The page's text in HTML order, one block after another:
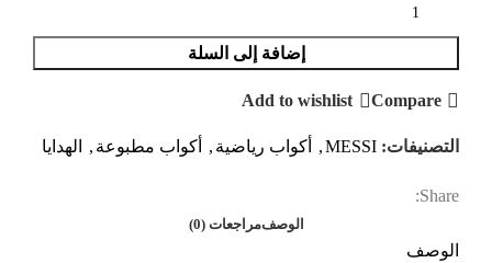
إضافة إلى السلة
Compare
Add to wishlist
التصنيفات: MESSI
, أكواب رياضية , أكواب مطبوعة , الهدايا
Share:
الوصفمراجعات (0)
الوصف